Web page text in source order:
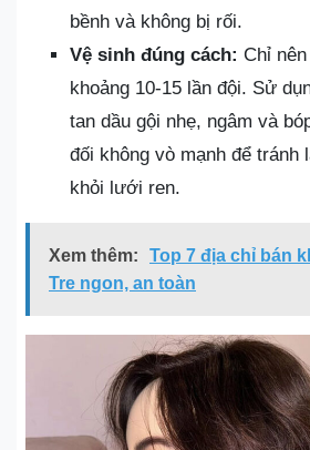
bềnh và không bị rối.
Vệ sinh đúng cách: Chỉ
khoảng 10-15 lần đội. Sử
tan dầu gội nhẹ, ngâm và
đối không vò mạnh để tránh
khỏi lưới ren.
Xem thêm:
Top 7 địa chỉ bán
Tre ngon, an toàn